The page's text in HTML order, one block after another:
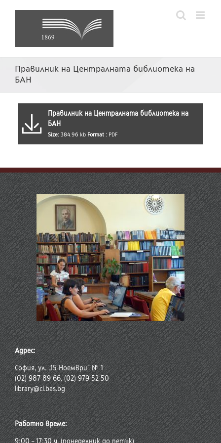
Правилник на Централната библиотека на
БАН
Правилник на Централната библиотека на
БАН
Size: 384.96 kb Format : PDF
Адрес:
София, ул. „15 Ноември“ № 1
(02) 987 89 66, (02) 979 52 50
library@cl.bas.bg
Работно време:
9:00 – 17:30 ч. (понеделник до петък)